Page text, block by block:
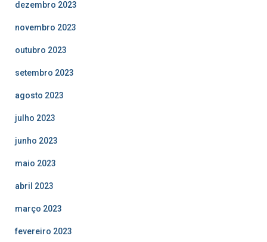
dezembro 2023
novembro 2023
outubro 2023
setembro 2023
agosto 2023
julho 2023
junho 2023
maio 2023
abril 2023
março 2023
fevereiro 2023